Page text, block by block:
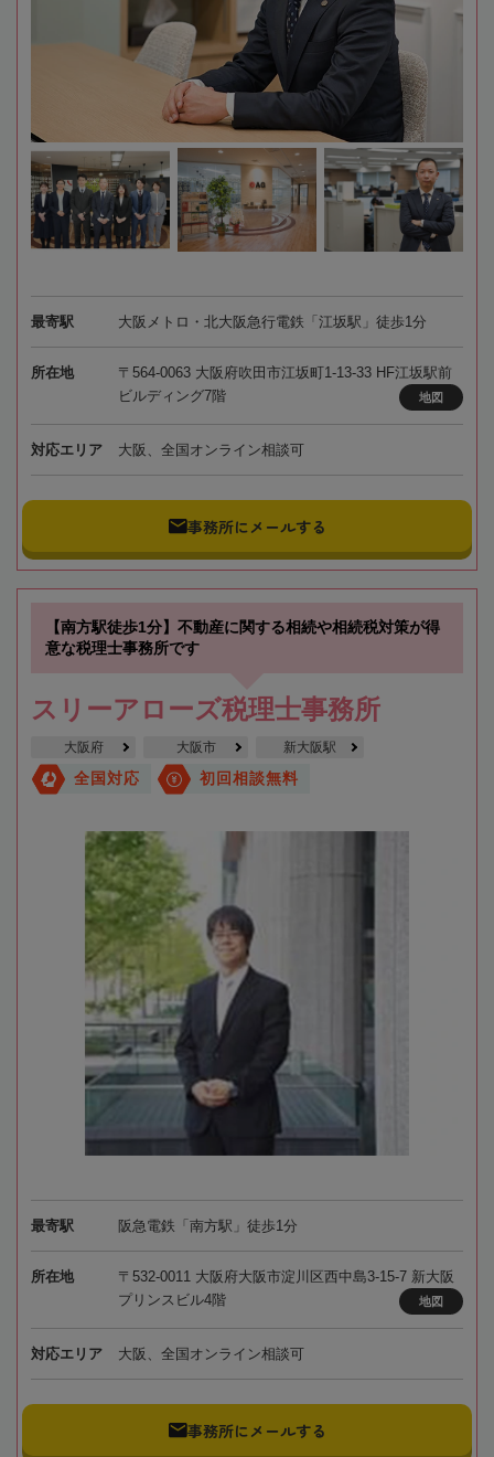
最寄駅 大阪メトロ・北大阪急行電鉄「江坂駅」徒歩1分
所在地
〒564-0063 大阪府吹田市江坂町1-13-33 HF江坂駅前
ビルディング7階
地図
対応エリア 大阪、全国オンライン相談可
事務所にメールする
【南方駅徒歩1分】不動産に関する相続や相続税対策が得
意な税理士事務所です
スリーアローズ税理士事務所
大阪府 大阪市 新大阪駅
全国対応 初回相談無料
最寄駅 阪急電鉄「南方駅」徒歩1分
所在地
〒532-0011 大阪府大阪市淀川区西中島3-15-7 新大阪
プリンスビル4階
地図
対応エリア 大阪、全国オンライン相談可
事務所にメールする